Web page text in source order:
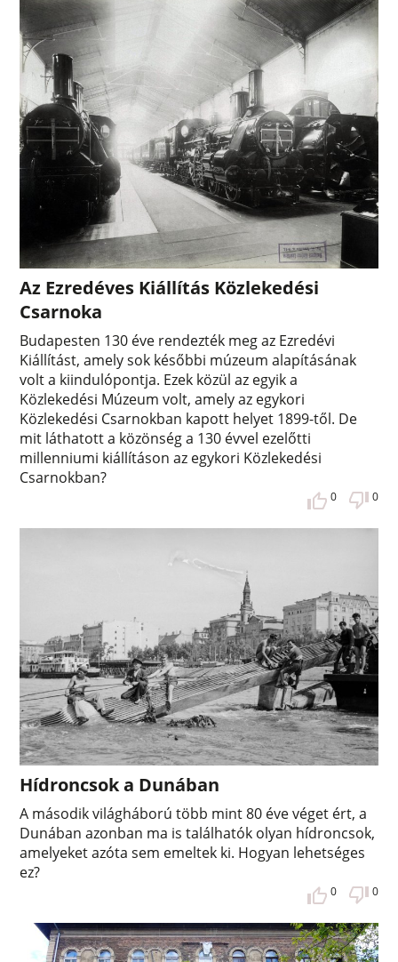
Az Ezredéves Kiállítás Közlekedési
Csarnoka
Budapesten 130 éve rendezték meg az Ezredévi
Kiállítást, amely sok későbbi múzeum alapításának
volt a kiindulópontja. Ezek közül az egyik a
Közlekedési Múzeum volt, amely az egykori
Közlekedési Csarnokban kapott helyet 1899-től. De
mit láthatott a közönség a 130 évvel ezelőtti
millenniumi kiállításon az egykori Közlekedési
Csarnokban?
0 0
Hídroncsok a Dunában
A második világháború több mint 80 éve véget ért, a
Dunában azonban ma is találhatók olyan hídroncsok,
amelyeket azóta sem emeltek ki. Hogyan lehetséges
ez?
0 0